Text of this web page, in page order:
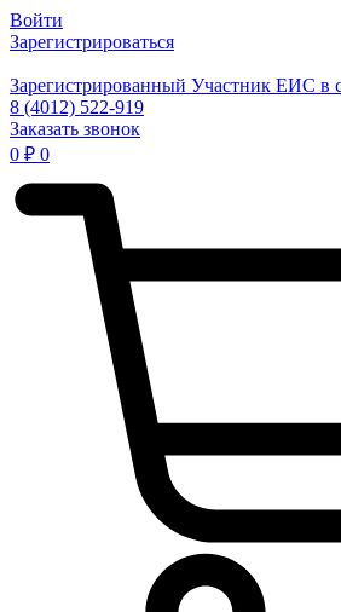
Войти
Зарегистрироваться
Зарегистрированный Участник ЕИС в
8 (4012) 522-919
Заказать звонок
0 ₽ 0